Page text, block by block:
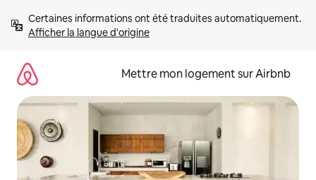
directement
Afficher la langue d'origine
Mettre mon logement sur Airbnb